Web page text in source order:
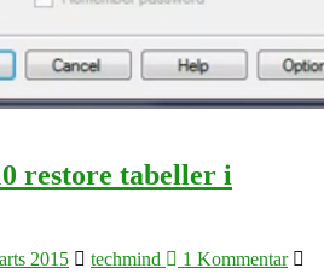
restore tabeller i
2015 techmind
1 Kommentar